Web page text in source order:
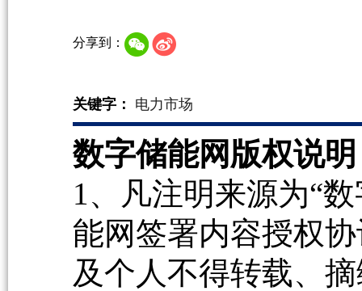
分享到：
关键字： 电力市场
数字储能网版权说
1、凡注明来源为“
能网签署内容授权
及个人不得转载、